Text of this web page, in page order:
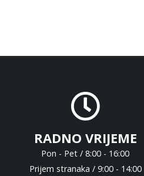
RADNO VRIJEME
Pon - Pet / 8:00 - 16:00
Prijem stranaka / 9:00 - 14:00